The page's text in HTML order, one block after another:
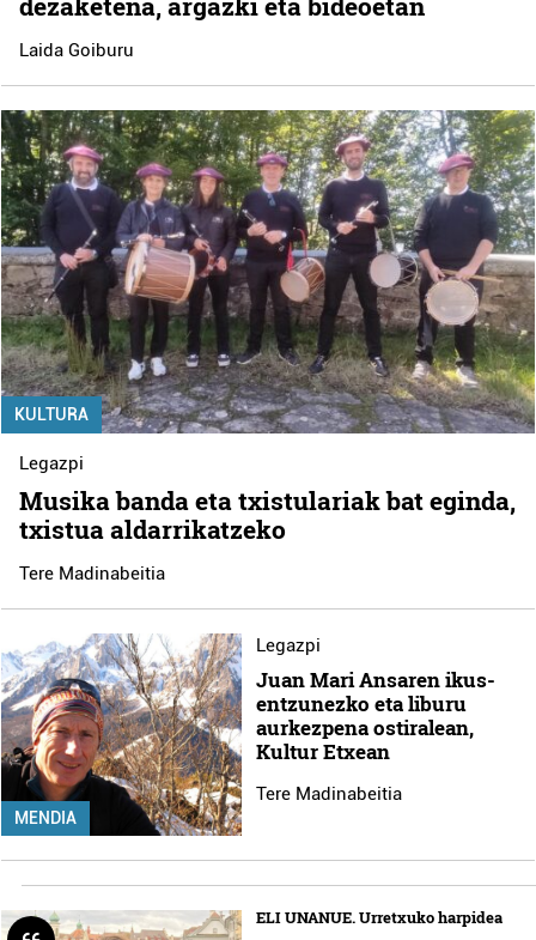
Laida Goiburu
KULTURA
Legazpi
Musika banda eta txistulariak bat eginda,
txistua aldarrikatzeko
Tere Madinabeitia
MENDIA
Legazpi
Juan Mari Ansaren ikus-
entzunezko eta liburu
aurkezpena ostiralean,
Kultur Etxean
Tere Madinabeitia
ELI UNANUE. Urretxuko harpidea